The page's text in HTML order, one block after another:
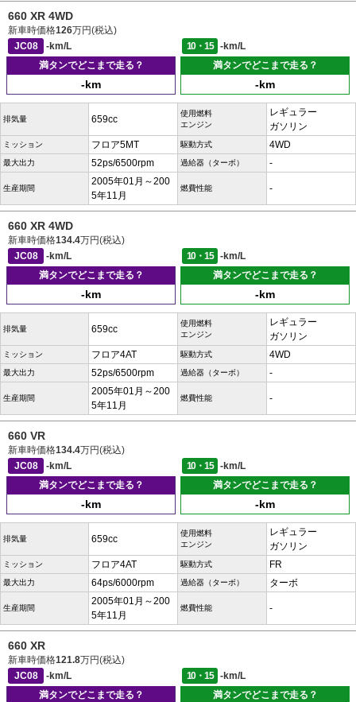
660 XR 4WD
新車時価格126万円(税込)
JC08
-km/L 10・15
-km/L
満タンでどこまで走る？
-km
満タンでどこまで走る？
-km
排気量 659cc
使用燃料
エンジン
レギュラー
ガソリン
ミッション フロア5MT 駆動方式 4WD
最大出力 52ps/6500rpm 過給器（ターボ） -
生産期間
2005年01月～200
5年11月
燃費性能 -
660 XR 4WD
新車時価格134.4万円(税込)
JC08
-km/L 10・15
-km/L
満タンでどこまで走る？
-km
満タンでどこまで走る？
-km
排気量 659cc
使用燃料
エンジン
レギュラー
ガソリン
ミッション フロア4AT 駆動方式 4WD
最大出力 52ps/6500rpm 過給器（ターボ） -
生産期間
2005年01月～200
5年11月
燃費性能 -
660 VR
新車時価格134.4万円(税込)
JC08
-km/L 10・15
-km/L
満タンでどこまで走る？
-km
満タンでどこまで走る？
-km
排気量 659cc
使用燃料
エンジン
レギュラー
ガソリン
ミッション フロア4AT 駆動方式 FR
最大出力 64ps/6000rpm 過給器（ターボ） ターボ
生産期間
2005年01月～200
5年11月
燃費性能 -
660 XR
新車時価格121.8万円(税込)
JC08
-km/L 10・15
-km/L
満タンでどこまで走る？
満タンでどこまで走る？